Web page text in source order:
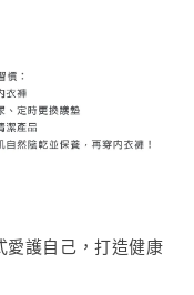
愛護自己，打造健康